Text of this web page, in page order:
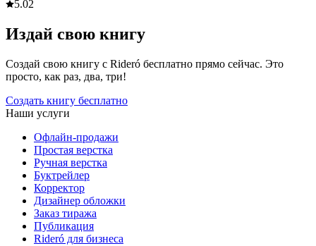
5.02
Издай свою книгу
Создай свою книгу с Rideró бесплатно прямо сейчас. Это
просто, как раз, два, три!
Создать книгу бесплатно
Наши услуги
Офлайн-продажи
Простая верстка
Ручная верстка
Буктрейлер
Корректор
Дизайнер обложки
Заказ тиража
Публикация
Rideró для бизнеса